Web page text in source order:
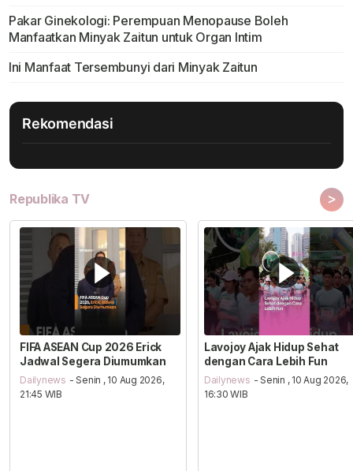
Pakar Ginekologi: Perempuan Menopause Boleh
Manfaatkan Minyak Zaitun untuk Organ Intim
Ini Manfaat Tersembunyi dari Minyak Zaitun
Rekomendasi
Republika TV >
FIFA ASEAN Cup 2026 Erick
Jadwal Segera Diumumkan
Dailynews - Senin , 10 Aug 2026,
21:45 WIB
Lavojoy Ajak Hidup Sehat
dengan Cara Lebih Fun
Dailynews - Senin , 10 Aug 2026,
16:30 WIB